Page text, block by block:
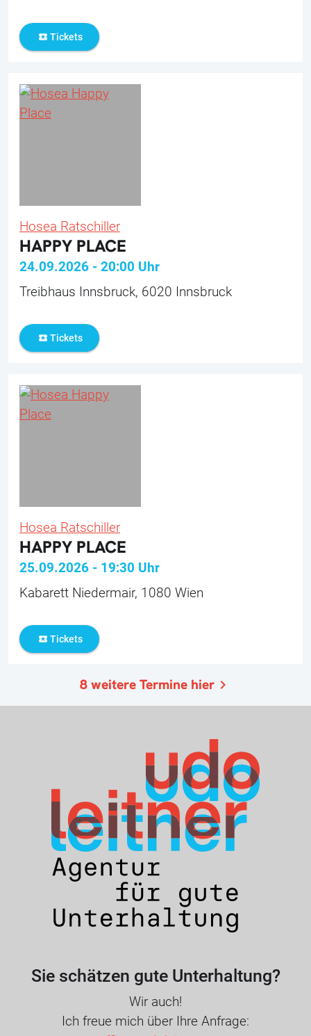
local_activity Tickets
Hosea Ratschiller
HAPPY PLACE
24.09.2026 - 20:00 Uhr
Treibhaus Innsbruck, 6020 Innsbruck
local_activity Tickets
Hosea Ratschiller
HAPPY PLACE
25.09.2026 - 19:30 Uhr
Kabarett Niedermair, 1080 Wien
local_activity Tickets
8 weitere Termine hier navigate_next
Sie schätzen gute Unterhaltung?
Wir auch!
Ich freue mich über Ihre Anfrage: